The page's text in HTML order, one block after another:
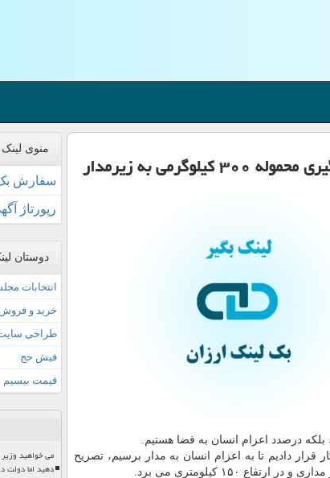
به زیرمدار
بلكه درصدد اعزام انسان به فضا هستیم.
قرار دادیم تا به اعزام انسان به مدار برسیم، تصریح
منوی لینک
سفارش
رپورتاژ
دوستان
انتخابات
خرید و
طراحی
فیش حج
قیمت بیسیم
می خواهید وزیر
دهید اما دولت